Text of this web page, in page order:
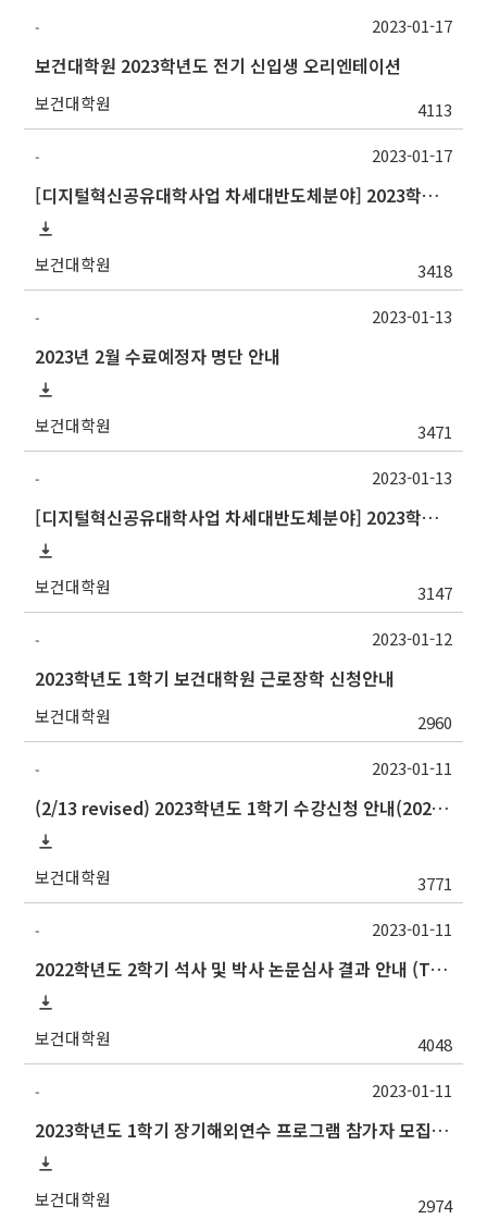
-
보건대학원 2023학년도 전기 신입생 오리엔테이션
보건대학원 4113
2023-01-17
-
[디지털혁신공유대학사업 차세대반도체분야] 2023학년도 1학기 중앙대학교 학점교류 수학 안내
보건대학원 3418
2023-01-17
-
2023년 2월 수료예정자 명단 안내
보건대학원 3471
2023-01-13
-
[디지털혁신공유대학사업 차세대반도체분야] 2023학년도 1학기 포항공과대학교 교류 수학 안내
보건대학원 3147
2023-01-13
-
2023학년도 1학기 보건대학원 근로장학 신청안내
보건대학원 2960
2023-01-12
-
(2/13 revised) 2023학년도 1학기 수강신청 안내(2023 Spring Semester Guidelines for Course Registration)
보건대학원 3771
2023-01-11
-
2022학년도 2학기 석사 및 박사 논문심사 결과 안내 (Thesis Defense Result)
보건대학원 4048
2023-01-11
-
2023학년도 1학기 장기해외연수 프로그램 참가자 모집 안내
보건대학원 2974
2023-01-11